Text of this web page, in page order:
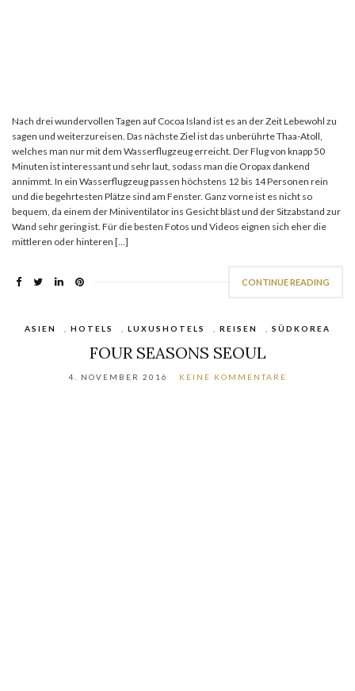
Nach drei wundervollen Tagen auf Cocoa Island ist es an der Zeit Lebewohl zu
sagen und weiterzureisen. Das nächste Ziel ist das unberührte Thaa-Atoll,
welches man nur mit dem Wasserflugzeug erreicht. Der Flug von knapp 50
Minuten ist interessant und sehr laut, sodass man die Oropax dankend
annimmt. In ein Wasserflugzeug passen höchstens 12 bis 14 Personen rein
und die begehrtesten Plätze sind am Fenster. Ganz vorne ist es nicht so
bequem, da einem der Miniventilator ins Gesicht bläst und der Sitzabstand zur
Wand sehr gering ist. Für die besten Fotos und Videos eignen sich eher die
mittleren oder hinteren […]
CONTINUE READING
ASIEN HOTELS LUXUSHOTELS REISEN SÜDKOREA
FOUR SEASONS SEOUL
4. NOVEMBER 2016 KEINE KOMMENTARE